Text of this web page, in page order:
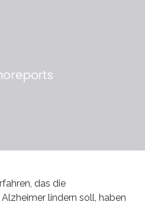
das die
lindern soll, haben